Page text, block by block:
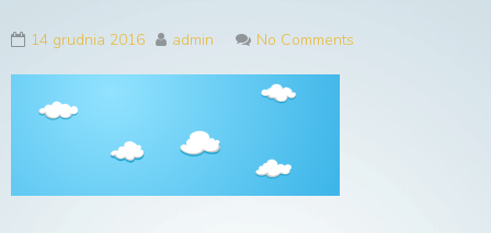
14 grudnia 2016 admin No Comments